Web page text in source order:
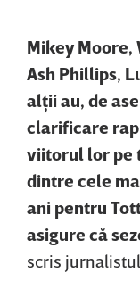
Mikey Moore,
Ash Phillips,
alţii au, de
clarificare
viitorul lor pe
dintre cele
ani pentru
asigure că
scris